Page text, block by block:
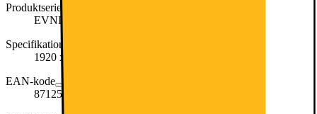
Produktserie
EVNIA
Specifikationer
1920 x 1080 (Full HD) | IPS | 180Hz | 1ms | 27
EAN-kode
8712581805852